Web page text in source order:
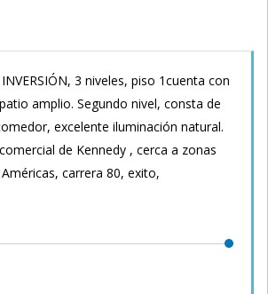
INVERSIÓN, 3 niveles, piso 1cuenta con
amplio. Segundo nivel, consta de
excelente iluminación natural.
de Kennedy , cerca a zonas
carrera 80, exito,